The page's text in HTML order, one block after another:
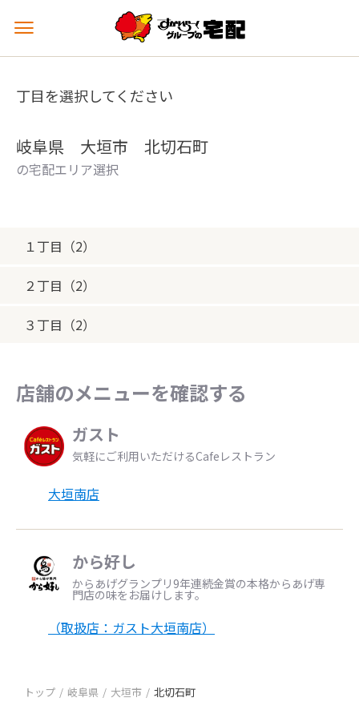
メ
ュ
を
丁目を選択してください
岐阜県 大垣市 北切石町
の宅配エリア選択
１丁目（2）
２丁目（2）
３丁目（2）
店舗のメニューを確認する
ガスト
気軽にご利用いただけるCafeレストラン
大垣南店
から好し
からあげグランプリ9年連続金賞の本格からあげ専
門店の味をお届けします。
（取扱店：ガスト大垣南店）
トップ 岐阜県 大垣市 北切石町